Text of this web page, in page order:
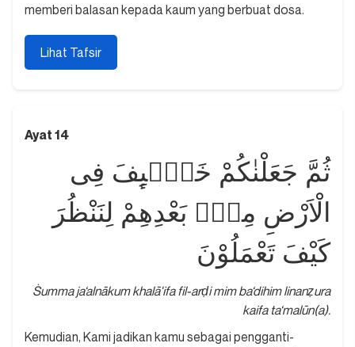
memberi balasan kepada kaum yang berbuat dosa.
Lihat Tafsir
Ayat 14
ثُمَّ جَعَلْنٰكُمْ خَلٰۤىِٕفَ فِى
الْاَرْضِ مِنْۢ بَعْدِهِمْ لِنَنْظُرَ
كَيْفَ تَعْمَلُوْنَ
Ṡumma ja‘alnākum khalā'ifa fil-arḍi mim ba‘dihim linanẓura
kaifa ta‘malūn(a).
Kemudian, Kami jadikan kamu sebagai pengganti-